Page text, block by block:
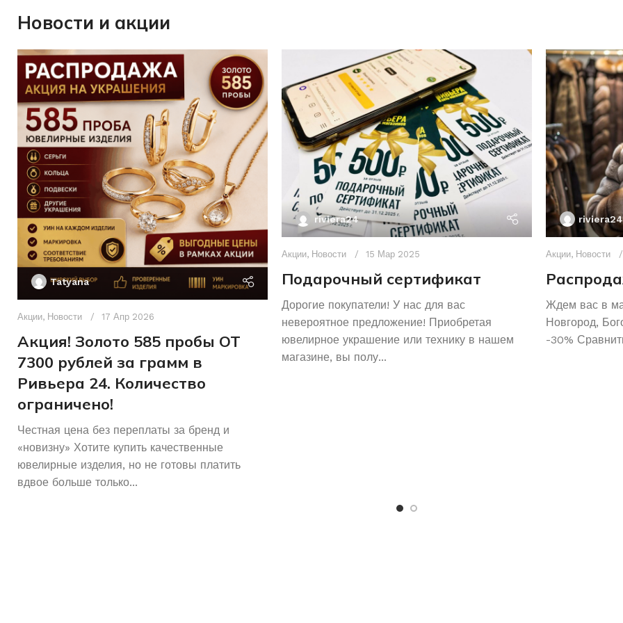
Новости и акции
Tatyana
Акции, Новости 17 Апр 2026
Акция! Золото 585 пробы ОТ
7300 рублей за грамм в
Ривьера 24. Количество
ограничено!
Честная цена без переплаты за бренд и
«новизну» Хотите купить качественные
ювелирные изделия, но не готовы платить
вдвое больше только...
riviera24
Акции, Новости 15 Мар 2025
Подарочный сертификат
Дорогие покупатели! У нас для вас
невероятное предложение! Приобретая
ювелирное украшение или технику в нашем
магазине, вы полу...
riviera24
Акции, Новости
Ждем вас в
Новгород,
-30%